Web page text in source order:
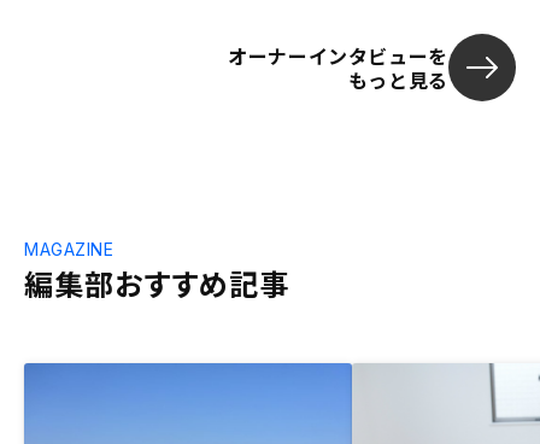
オーナーインタビューを
もっと見る
編集部おすすめ記事
MAGAZINE